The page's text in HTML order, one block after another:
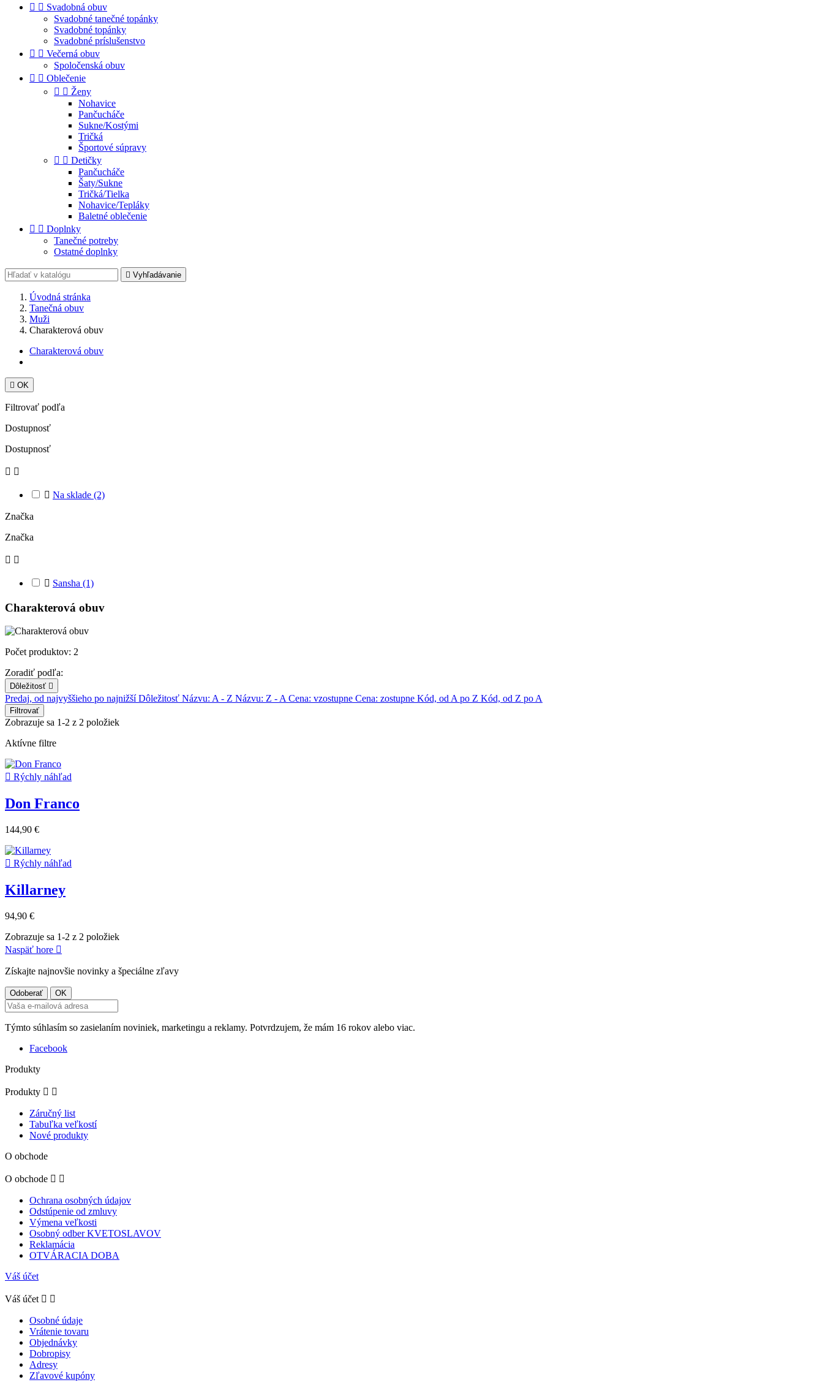
  Svadobná obuv
Svadobné tanečné topánky
Svadobné topánky
Svadobné príslušenstvo
  Večerná obuv
Spoločenská obuv
  Oblečenie
  Ženy
Nohavice
Pančucháče
Sukne/Kostými
Tričká
Športové súpravy
  Detičky
Pančucháče
Šaty/Sukne
Tričká/Tielka
Nohavice/Tepláky
Baletné oblečenie
  Doplnky
Tanečné potreby
Ostatné doplnky
 Vyhľadávanie
Úvodná stránka
Tanečná obuv
Muži
Charakterová obuv
Charakterová obuv
 OK
Filtrovať podľa
Dostupnosť
Dostupnosť
 
 Na sklade (2)
Značka
Značka
 
 Sansha (1)
Charakterová obuv
Počet produktov: 2
Zoradiť podľa:
Dôležitosť 
Predaj, od najvyššieho po najnižšíDôležitosť Názvu: A - Z Názvu: Z - ACena: vzostupne Cena: zostupne Kód, od A po Z Kód, od Z po A
Filtrovať
Zobrazuje sa 1-2 z 2 položiek
Aktívne filtre
 Rýchly náhľad
Don Franco
144,90 €
 Rýchly náhľad
Killarney
94,90 €
Zobrazuje sa 1-2 z 2 položiek
Naspäť hore 
Získajte najnovšie novinky a špeciálne zľavy
Týmto súhlasím so zasielaním noviniek, marketingu a reklamy. Potvrdzujem, že mám 16 rokov alebo viac.
Facebook
Produkty
Produkty  
Záručný list
Tabuľka veľkostí
Nové produkty
O obchode
O obchode  
Ochrana osobných údajov
Odstúpenie od zmluvy
Výmena veľkosti
Osobný odber KVETOSLAVOV
Reklamácia
OTVÁRACIA DOBA
Váš účet
Váš účet  
Osobné údaje
Vrátenie tovaru
Objednávky
Dobropisy
Adresy
Zľavové kupóny